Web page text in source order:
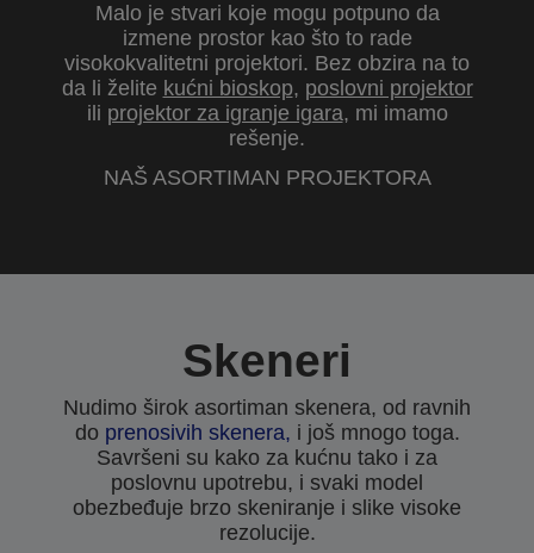
Malo je stvari koje mogu potpuno da
izmene prostor kao što to rade
visokokvalitetni projektori. Bez obzira na to
da li želite kućni bioskop, poslovni projektor
ili projektor za igranje igara, mi imamo
rešenje.
NAŠ ASORTIMAN PROJEKTORA
Skeneri
Nudimo širok asortiman skenera, od ravnih
do prenosivih skenera, i još mnogo toga.
Savršeni su kako za kućnu tako i za
poslovnu upotrebu, i svaki model
obezbeđuje brzo skeniranje i slike visoke
rezolucije.